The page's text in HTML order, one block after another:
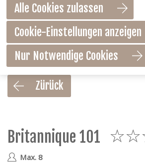
Zürück
Britannique 101
Max. 8
Alle Cookies zulassen
Cookie-Einstellungen anzeigen
Nur Notwendige Cookies